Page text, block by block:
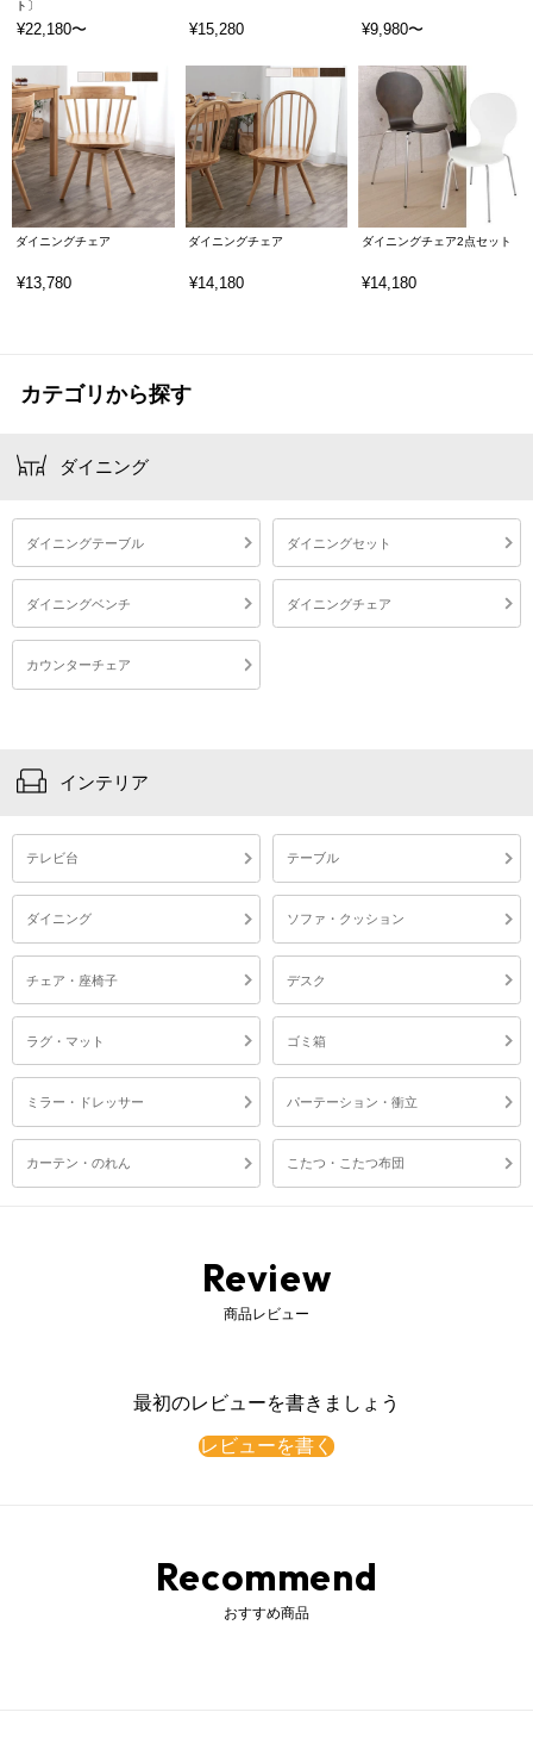
ト〕
¥22,180〜 ¥15,280 ¥9,980〜
ダイニングチェア
¥13,780
ダイニングチェア
¥14,180
ダイニングチェア2点セット
¥14,180
カテゴリから探す
ダイニング
ダイニングテーブル ダイニングセット
ダイニングベンチ ダイニングチェア
カウンターチェア
インテリア
テレビ台 テーブル
ダイニング ソファ・クッション
チェア・座椅子 デスク
ラグ・マット ゴミ箱
ミラー・ドレッサー パーテーション・衝立
カーテン・のれん こたつ・こたつ布団
Review
商品レビュー
最初のレビューを書きましょう
レビューを書く
Recommend
おすすめ商品